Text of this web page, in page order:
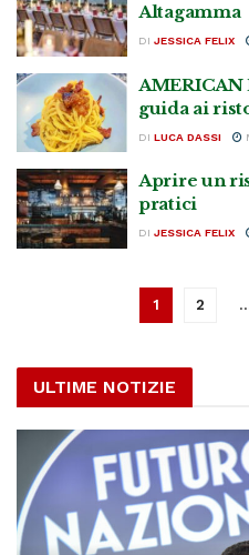
Altagamma
DI JESSICA FELIX
AMERICAN
guida ai
DI LUCA DASSI
Aprire un
pratici
DI JESSICA FELIX
1 2
ULTIME NOTIZIE